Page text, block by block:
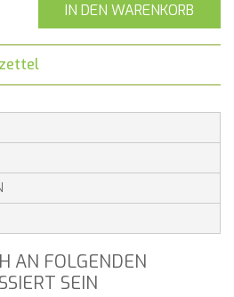
IN DEN WARENKORB
AN FOLGENDEN
SEIN